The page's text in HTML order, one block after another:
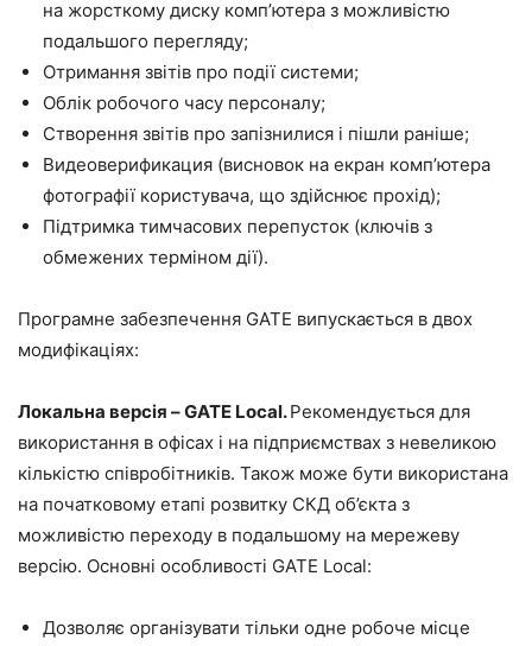
на жорсткому диску комп’ютера з можливістю
подальшого перегляду;
Отримання звітів про події системи;
Облік робочого часу персоналу;
Створення звітів про запізнилися і пішли раніше;
Видеоверификация (висновок на екран комп’ютера
фотографії користувача, що здійснює прохід);
Підтримка тимчасових перепусток (ключів з
обмежених терміном дії).
Програмне забезпечення GATE випускається в двох
модифікаціях:
Локальна версія – GATE Local.Рекомендується для
використання в офісах і на підприємствах з невеликою
кількістю співробітників. Також може бути використана
на початковому етапі розвитку СКД об’єкта з
можливістю переходу в подальшому на мережеву
версію. Основні особливості GATE Local:
Дозволяє організувати тільки одне робоче місце